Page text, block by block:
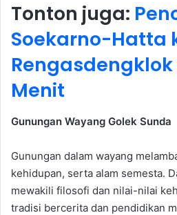
Tonton juga:
Soekarno-Hatta
Menit
Gunungan Wayang Golek Sunda
Gunungan dalam wayang
kehidupan, serta alam semesta.
mewakili filosofi dan nilai-nilai
tradisi bercerita dan pendidikan